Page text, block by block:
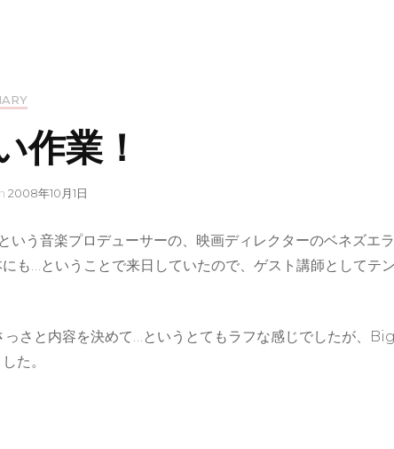
作業！
2008年10月1日
う音楽プロデューサーの、映画ディレクターのベネズエ
も…ということで来日していたので、ゲスト講師としてテ
さと内容を決めて…というとてもラフな感じでしたが、
た。